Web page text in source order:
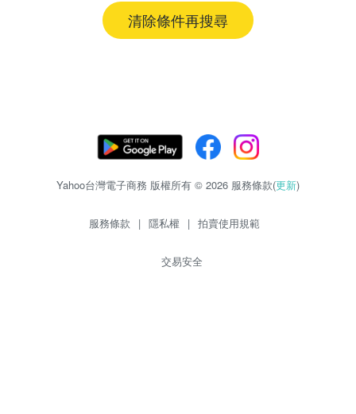
清除條件再搜尋
Yahoo台灣電子商務 版權所有 © 2026 服務條款(更新)
服務條款 | 隱私權 | 拍賣使用規範
交易安全